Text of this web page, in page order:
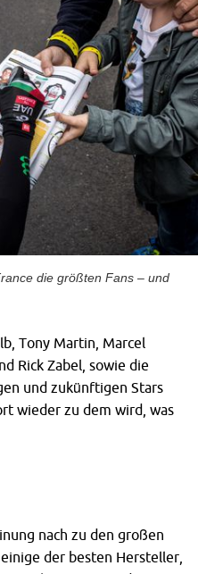
die größten Fans – und
Tony Martin, Marcel
Rick Zabel, sowie die
und zukünftigen Stars
wieder zu dem wird, was
nach zu den großen
der besten Hersteller,